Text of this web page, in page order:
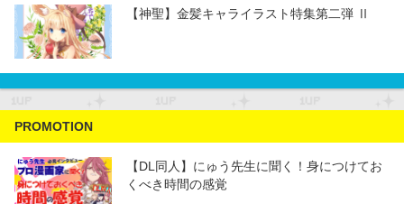
【神聖】金髪キャライラスト特集第二弾 Ⅱ
PROMOTION
【DL同人】にゅう先生に聞く！身につけてお
くべき時間の感覚